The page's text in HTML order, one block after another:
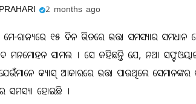
2 months ago
ମେ-ରାଜ୍ୟରେ ୧୫ ଦିନ ଭିତରେ ଭତ୍ତା ସମସ୍ୟାର
ମନମୋହନ ସାମଲ । ସେ କହିଛନ୍ତି ଯେ, ନଆ
କ୍ୟାସ୍‌ ଆକାରରେ ଭତ୍ତା ପାଉଥିଲେ
ସମସ୍ୟା ହୋଇଛି ।